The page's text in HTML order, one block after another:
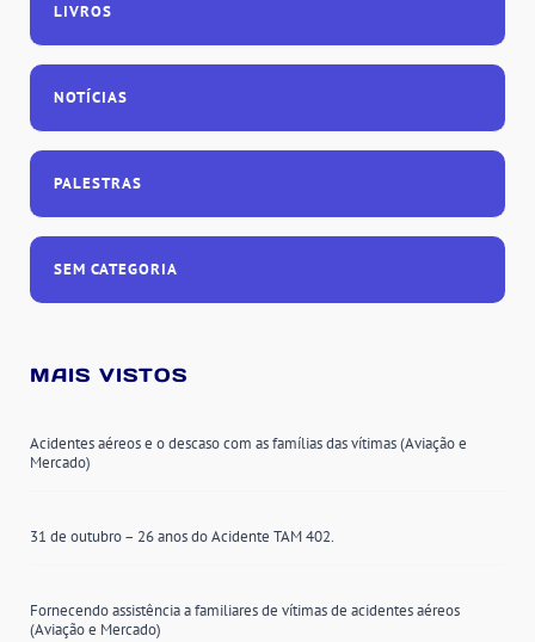
LIVROS
NOTÍCIAS
PALESTRAS
SEM CATEGORIA
MAIS VISTOS
Acidentes aéreos e o descaso com as famílias das vítimas (Aviação e
Mercado)
31 de outubro – 26 anos do Acidente TAM 402.
Fornecendo assistência a familiares de vítimas de acidentes aéreos
(Aviação e Mercado)